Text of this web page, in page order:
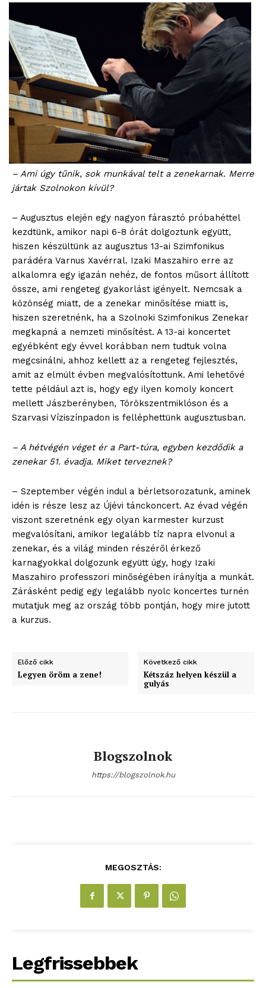
szubjektív élményportál
Hasznos
– Ami úgy tűnik, sok munkával telt a zenekarnak. Merre
jártak Szolnokon kívül?
– Augusztus elején egy nagyon fárasztó próbahéttel
kezdtünk, amikor napi 6-8 órát dolgoztunk együtt,
hiszen készültünk az augusztus 13-ai Szimfonikus
parádéra Varnus Xavérral. Izaki Maszahiro erre az
alkalomra egy igazán nehéz, de fontos műsort állított
össze, ami rengeteg gyakorlást igényelt. Nemcsak a
közönség miatt, de a zenekar minősítése miatt is,
hiszen szeretnénk, ha a Szolnoki Szimfonikus Zenekar
megkapná a nemzeti minősítést. A 13-ai koncertet
egyébként egy évvel korábban nem tudtuk volna
megcsinálni, ahhoz kellett az a rengeteg fejlesztés,
amit az elmúlt évben megvalósítottunk. Ami lehetővé
tette például azt is, hogy egy ilyen komoly koncert
mellett Jászberényben, Törökszentmiklóson és a
Szarvasi Víziszínpadon is felléphettünk augusztusban.
– A hétvégén véget ér a Part-túra, egyben kezdődik a
zenekar 51. évadja. Miket terveznek?
– Szeptember végén indul a bérletsorozatunk, aminek
idén is része lesz az Újévi tánckoncert. Az évad végén
viszont szeretnénk egy olyan karmester kurzust
megvalósítani, amikor legalább tíz napra elvonul a
zenekar, és a világ minden részéről érkező
karnagyokkal dolgozunk együtt úgy, hogy Izaki
Maszahiro professzori minőségében irányítja a munkát.
Zárásként pedig egy legalább nyolc koncertes turnén
mutatjuk meg az ország több pontján, hogy mire jutott
a kurzus.
Előző cikk
Legyen öröm a zene!
Következő cikk
Kétszáz helyen készül a
gulyás
Blogszolnok
https://blogszolnok.hu
MEGOSZTÁS:
Legfrissebbek